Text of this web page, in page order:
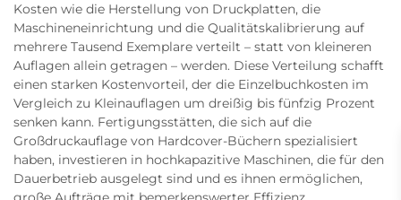
Kosten wie die Herstellung von Druckplatten, die
Maschineneinrichtung und die Qualitätskalibrierung auf
mehrere Tausend Exemplare verteilt – statt von kleineren
Auflagen allein getragen – werden. Diese Verteilung schafft
einen starken Kostenvorteil, der die Einzelbuchkosten im
Vergleich zu Kleinauflagen um dreißig bis fünfzig Prozent
senken kann. Fertigungsstätten, die sich auf die
Großdruckauflage von Hardcover-Büchern spezialisiert
haben, investieren in hochkapazitive Maschinen, die für den
Dauerbetrieb ausgelegt sind und es ihnen ermöglichen,